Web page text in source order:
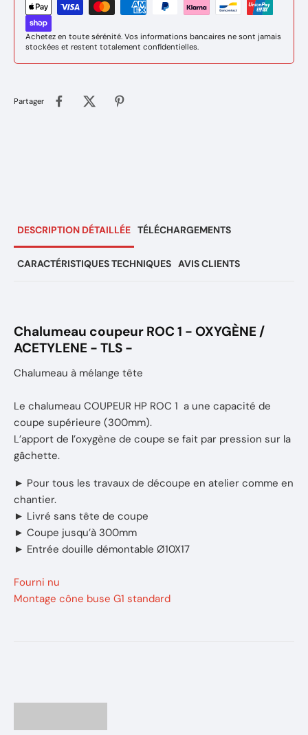
Achetez en toute sérénité. Vos informations bancaires ne sont jamais
stockées et restent totalement confidentielles.
Partager
DESCRIPTION DÉTAILLÉE TÉLÉCHARGEMENTS
CARACTÉRISTIQUES TECHNIQUES AVIS CLIENTS
Chalumeau coupeur ROC 1 - OXYGÈNE /
ACETYLENE - TLS -
Chalumeau à mélange tête
Le chalumeau COUPEUR HP ROC 1 a une capacité de
coupe supérieure (300mm).
L’apport de l’oxygène de coupe se fait par pression sur la
gâchette.
► Pour tous les travaux de découpe en atelier comme en
chantier.
► Livré sans tête de coupe
► Coupe jusqu’à 300mm
► Entrée douille démontable Ø10X17
Fourni nu
Montage cône buse G1 standard